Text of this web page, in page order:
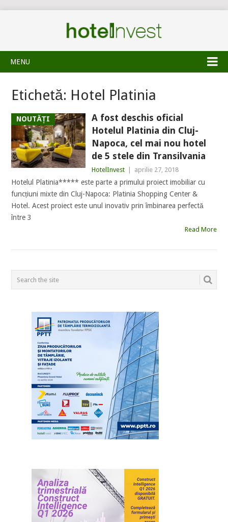
MENU
Etichetă: Hotel Platinia
NOUTĂȚI
A fost deschis oficial
Hotelul Platinia din Cluj-
Napoca, cel mai nou hotel
de 5 stele din Transilvania
HotelInvest aprilie 27, 2018
Hotelul Platinia***** este parte a primului proiect imobiliar cu
funcțiuni mixte din Cluj-Napoca: Platinia Shopping Center &
Hotel. Acest proiect este unul inovativ prin îmbinarea perfectă
între 3
Read More
POSTS
NAVIGATION